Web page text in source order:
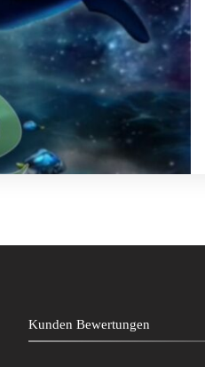
Kunden Bewertungen